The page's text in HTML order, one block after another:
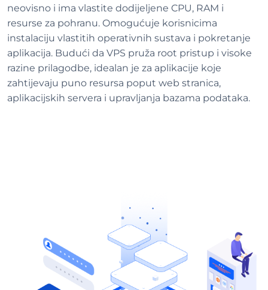
neovisno i ima vlastite dodijeljene CPU, RAM i
resurse za pohranu. Omogućuje korisnicima
instalaciju vlastitih operativnih sustava i pokretanje
aplikacija. Budući da VPS pruža root pristup i visoke
razine prilagodbe, idealan je za aplikacije koje
zahtijevaju puno resursa poput web stranica,
aplikacijskih servera i upravljanja bazama podataka.